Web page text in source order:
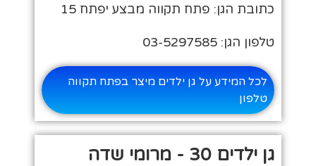
כתובת הגן: פתח תקווה מבצע יפתח 15
טלפון הגן: 03-5297585
לכל המידע על גן ילדים מיצר בפתח תקווה
טלפון
גן ילדים 30 - מרומי שדה